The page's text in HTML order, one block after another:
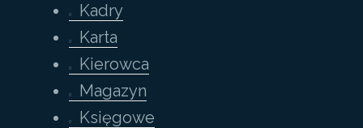
Kadry
Karta
Kierowca
Magazyn
Księgowe